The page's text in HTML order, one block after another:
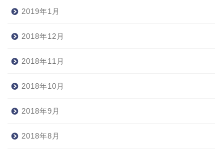
2019年1月
2018年12月
2018年11月
2018年10月
2018年9月
2018年8月